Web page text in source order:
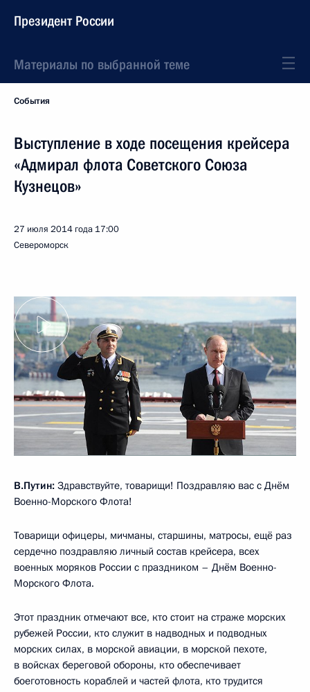
Президент России
Материалы по выбранной теме
События
Выступление в ходе посещения крейсера
«Адмирал флота Советского Союза
Кузнецов»
27 июля 2014 года 17:00
Североморск
В.Путин: Здравствуйте, товарищи! Поздравляю вас с Днём
Военно-Морского Флота!
Товарищи офицеры, мичманы, старшины, матросы, ещё раз
сердечно поздравляю личный состав крейсера, всех
военных моряков России с праздником – Днём Военно-
Морского Флота.
Этот праздник отмечают все, кто стоит на страже морских
рубежей России, кто служит в надводных и подводных
морских силах, в морской авиации, в морской пехоте,
в войсках береговой обороны, кто обеспечивает
боеготовность кораблей и частей флота, кто трудится